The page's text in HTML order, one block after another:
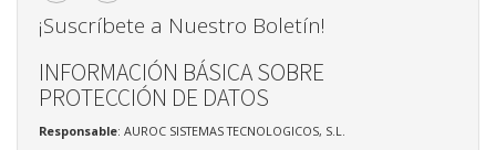
¡Suscríbete a Nuestro Boletín!
INFORMACIÓN BÁSICA SOBRE
PROTECCIÓN DE DATOS
Responsable: AUROC SISTEMAS TECNOLOGICOS, S.L.